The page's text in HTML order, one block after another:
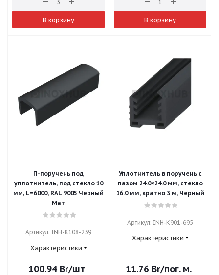
В корзину В корзину
П-поручень под
уплотнитель, под стекло 10
мм, L=6000, RAL 9005 Черный
Мат
Артикул: INH-K108-239
Характеристики
100.94Br/шт
Уплотнитель в поручень с
пазом 24.0×24.0 мм, стекло
16.0 мм, кратно 3 м, Черный
Артикул: INH-K901-695
Характеристики
11.76 Br/пог. м.